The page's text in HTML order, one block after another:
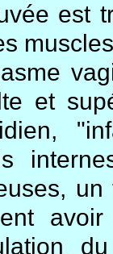
est
et